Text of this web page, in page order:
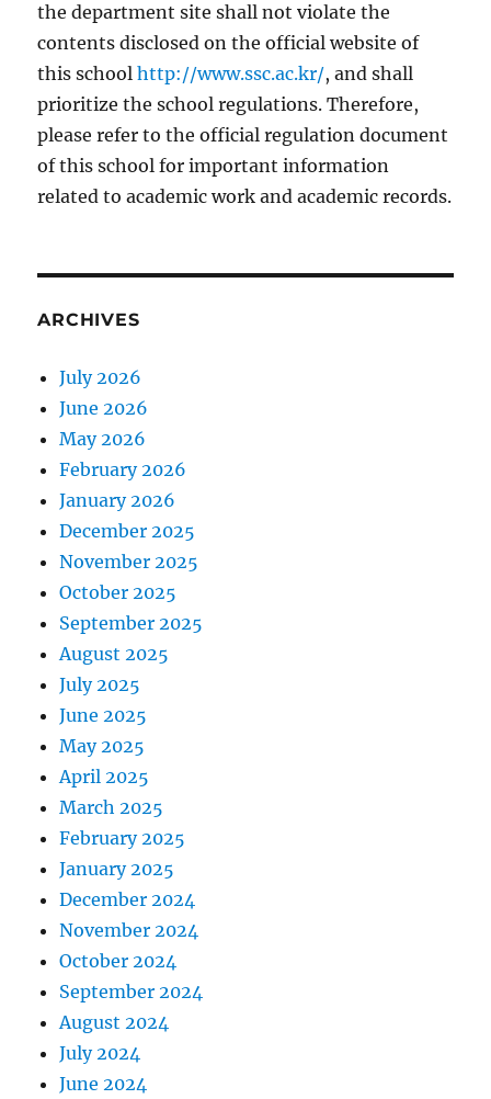
the department site shall not violate the
contents disclosed on the official website of
this schoolhttp://www.ssc.ac.kr/, and shall
prioritize the school regulations. Therefore,
please refer to the official regulation document
of this school for important information
related to academic work and academic records.
ARCHIVES
July 2026
June 2026
May 2026
February 2026
January 2026
December 2025
November 2025
October 2025
September 2025
August 2025
July 2025
June 2025
May 2025
April 2025
March 2025
February 2025
January 2025
December 2024
November 2024
October 2024
September 2024
August 2024
July 2024
June 2024